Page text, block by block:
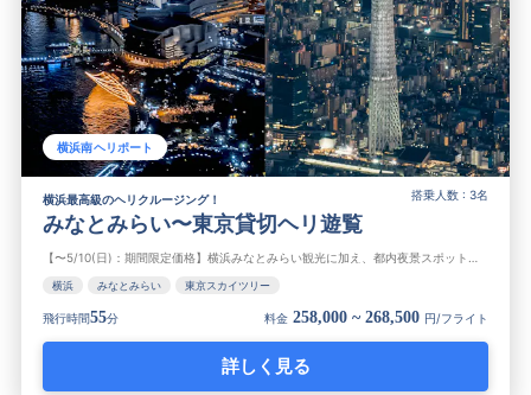
横浜南ヘリポート
搭乗人数 : 3名
横浜最高級のヘリクルージング！
みなとみらい〜東京貸切ヘリ遊覧
横浜 みなとみらい 東京スカイツリー
飛行時間55分 料金 258,000 ~ 268,500 円/フライト
詳しく見る